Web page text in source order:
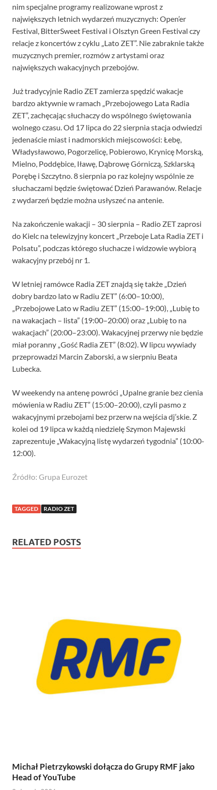
nim specjalne programy realizowane wprost z
największych letnich wydarzeń muzycznych: Open’er
Festival, BitterSweet Festival i Olsztyn Green Festival czy
relacje z koncertów z cyklu „Lato ZET”. Nie zabraknie także
muzycznych premier, rozmów z artystami oraz
największych wakacyjnych przebojów.
Już tradycyjnie Radio ZET zamierza spędzić wakacje
bardzo aktywnie w ramach „Przebojowego Lata Radia
ZET”, zachęcając słuchaczy do wspólnego świętowania
wolnego czasu. Od 17 lipca do 22 sierpnia stacja odwiedzi
jedenaście miast i nadmorskich miejscowości: Łebę,
Władysławowo, Pogorzelicę, Pobierowo, Krynicę Morską,
Mielno, Poddębice, Iławę, Dąbrowę Górniczą, Szklarską
Porębę i Szczytno. 8 sierpnia po raz kolejny wspólnie ze
słuchaczami będzie świętować Dzień Parawanów. Relacje
z wydarzeń będzie można usłyszeć na antenie.
Na zakończenie wakacji – 30 sierpnia – Radio ZET zaprosi
do Kielc na telewizyjny koncert „Przeboje Lata Radia ZET i
Polsatu”, podczas którego słuchacze i widzowie wybiorą
wakacyjny przebój nr 1.
W letniej ramówce Radia ZET znajdą się także „Dzień
dobry bardzo lato w Radiu ZET” (6:00–10:00),
„Przebojowe Lato w Radiu ZET” (15:00–19:00), „Lubię to
na wakacjach – lista” (19:00–20:00) oraz „Lubię to na
wakacjach” (20:00–23:00). Wakacyjnej przerwy nie będzie
miał poranny „Gość Radia ZET” (8:02). W lipcu wywiady
przeprowadzi Marcin Zaborski, a w sierpniu Beata
Lubecka.
W weekendy na antenę powróci „Upalne granie bez cienia
mówienia w Radiu ZET” (15:00–20:00), czyli pasmo z
wakacyjnymi przebojami bez przerw na wejścia dj’skie. Z
kolei od 19 lipca w każdą niedzielę Szymon Majewski
zaprezentuje „Wakacyjną listę wydarzeń tygodnia” (10:00-
12:00).
Źródło: Grupa Eurozet
TAGGED RADIO ZET
RELATED POSTS
Michał Pietrzykowski dołącza do Grupy RMF jako
Head of YouTube